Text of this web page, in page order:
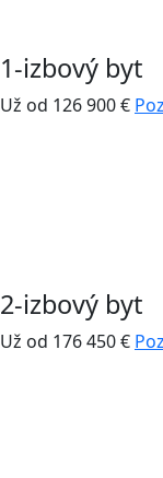
1-izbový byt
Už od 126 900 €
2-izbový byt
Už od 176 450 €